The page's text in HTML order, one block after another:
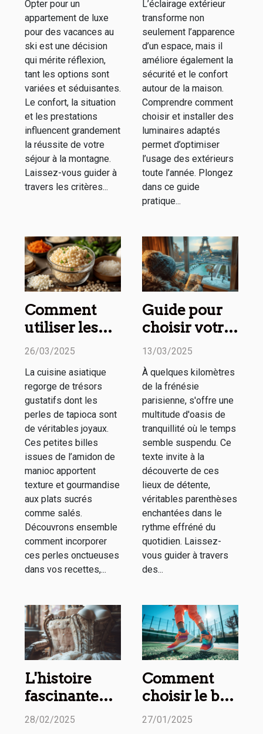
des vacances
au ski
Opter pour un
appartement de luxe
pour des vacances au
ski est une décision
qui mérite réflexion,
tant les options sont
variées et séduisantes.
Le confort, la situation
et les prestations
influencent grandement
la réussite de votre
séjour à la montagne.
Laissez-vous guider à
travers les critères...
extérieur
efficace
L’éclairage extérieur
transforme non
seulement l’apparence
d’un espace, mais il
améliore également la
sécurité et le confort
autour de la maison.
Comprendre comment
choisir et installer des
luminaires adaptés
permet d’optimiser
l’usage des extérieurs
toute l’année. Plongez
dans ce guide
pratique...
Comment
utiliser les
perles de
cuisine
asiatique
26/03/2025
La cuisine asiatique
regorge de trésors
gustatifs dont les
perles de tapioca sont
de véritables joyaux.
Ces petites billes
issues de l’amidon de
manioc apportent
texture et gourmandise
aux plats sucrés
comme salés.
Découvrons ensemble
comment incorporer
ces perles onctueuses
dans vos recettes,...
Guide pour
choisir votre
prochain
week-end
détente
autour de
Paris
13/03/2025
À quelques kilomètres
de la frénésie
parisienne, s'offre une
multitude d'oasis de
tranquillité où le temps
semble suspendu. Ce
texte invite à la
découverte de ces
lieux de détente,
véritables parenthèses
enchantées dans le
rythme effréné du
quotidien. Laissez-
vous guider à travers
des...
L'histoire
fascinante
des corsets à
28/02/2025
Comment
choisir le bon
partenaire de
27/01/2025